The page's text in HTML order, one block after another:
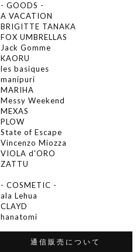
- GOODS -
A VACATION
BRIGITTE TANAKA
FOX UMBRELLAS
Jack Gomme
KAORU
les basiques
manipuri
MARIHA
Messy Weekend
MEXAS
PLOW
State of Escape
Vincenzo Miozza
VIOLA d'ORO
ZATTU
- COSMETIC -
ala Lehua
CLAYD
hanatomi
通信販売について